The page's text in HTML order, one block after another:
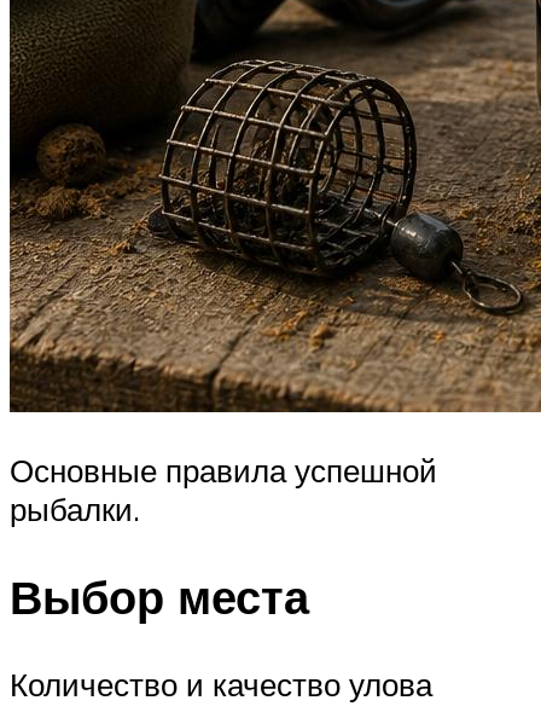
Основные правила успешной
рыбалки.
Выбор места
Количество и качество улова